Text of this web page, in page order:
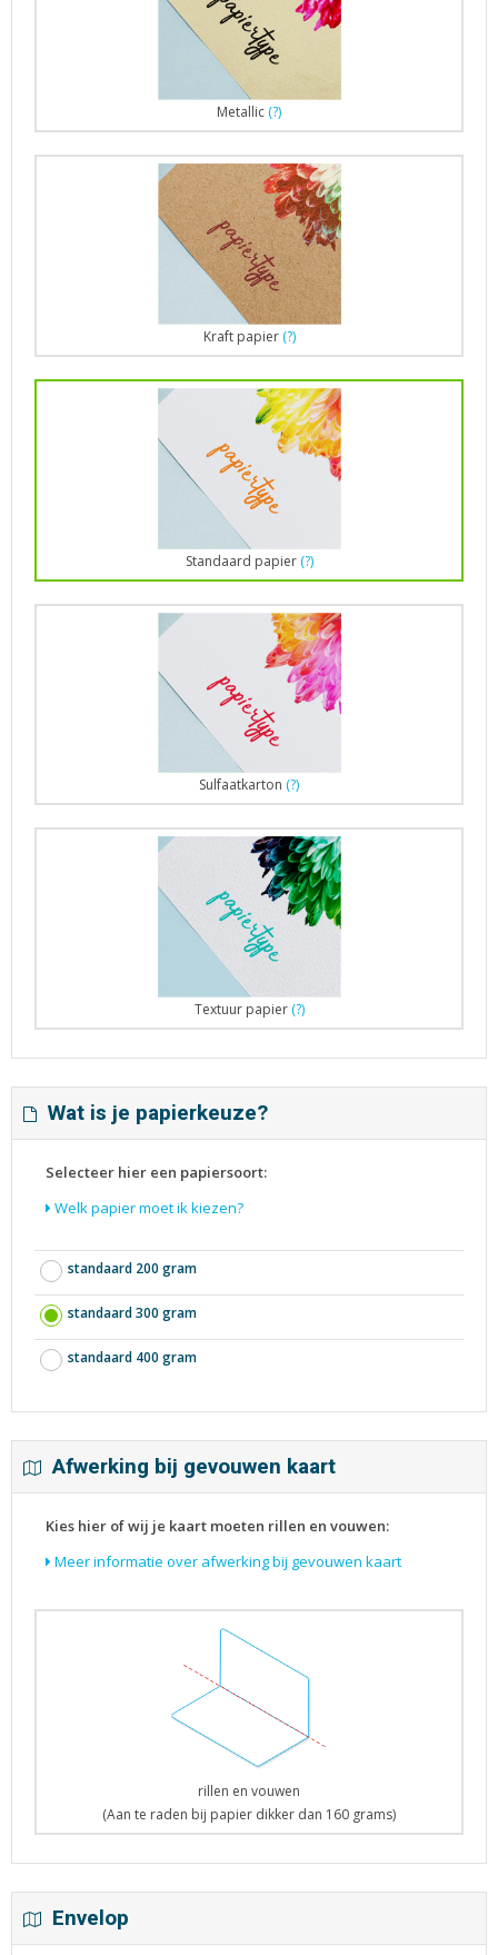
Metallic (?)
Kraft papier (?)
Standaard papier (?)
Sulfaatkarton (?)
Textuur papier (?)
Wat is je papierkeuze?
Selecteer hier een papiersoort:
Welk papier moet ik kiezen?
standaard 200 gram
standaard 300 gram
standaard 400 gram
Afwerking bij gevouwen kaart
Kies hier of wij je kaart moeten rillen en vouwen:
Meer informatie over afwerking bij gevouwen kaart
rillen en vouwen
(Aan te raden bij papier dikker dan 160 grams)
Envelop